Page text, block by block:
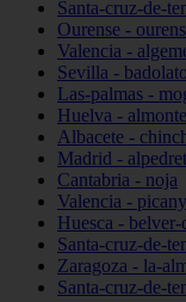
Santa-cruz-de-
Ourense -
Valencia -
Sevilla -
Las-palmas -
Huelva - almonte
Albacete -
Madrid -
Cantabria - noja
Valencia -
Huesca - belver-
Santa-cruz-de-
Zaragoza - la-
Santa-cruz-de-